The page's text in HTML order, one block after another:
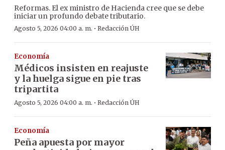
Reformas. El ex ministro de Hacienda cree que se debe
iniciar un profundo debate tributario.
Agosto 5, 2026 04:00 a. m. · Redacción ÚH
Economía
Médicos insisten en reajuste
y la huelga sigue en pie tras
tripartita
Agosto 5, 2026 04:00 a. m. · Redacción ÚH
Economía
Peña apuesta por mayor